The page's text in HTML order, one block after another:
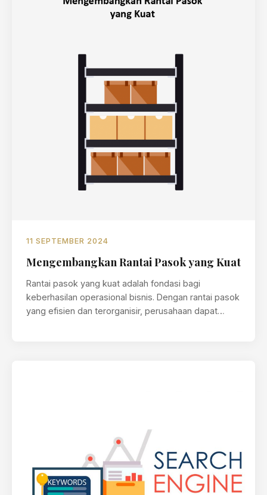
11 SEPTEMBER 2024
Mengembangkan Rantai Pasok yang Kuat
Rantai pasok yang kuat adalah fondasi bagi
keberhasilan operasional bisnis. Dengan rantai pasok
yang efisien dan terorganisir, perusahaan dapat